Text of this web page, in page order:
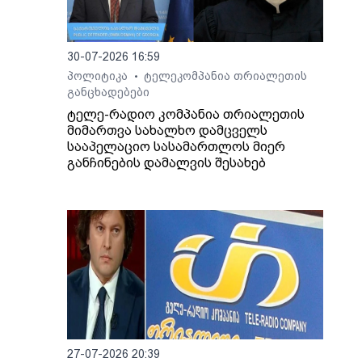
30-07-2026 16:59
პოლიტიკა
•
ტელეკომპანია თრიალეთის
განცხადებები
ტელე-რადიო კომპანია თრიალეთის
მიმართვა სახალხო დამცველს
სააპელაციო სასამართლოს მიერ
განჩინების დამალვის შესახებ
27-07-2026 20:39